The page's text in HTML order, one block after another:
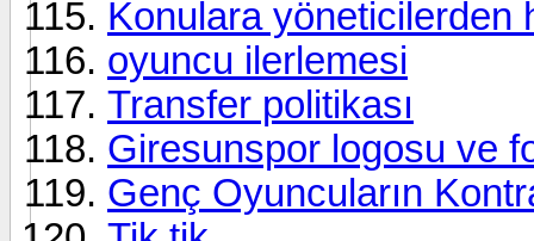
Konulara yöneticilerden
oyuncu ilerlemesi
Transfer politikası
Giresunspor logosu ve
Genç Oyuncuların